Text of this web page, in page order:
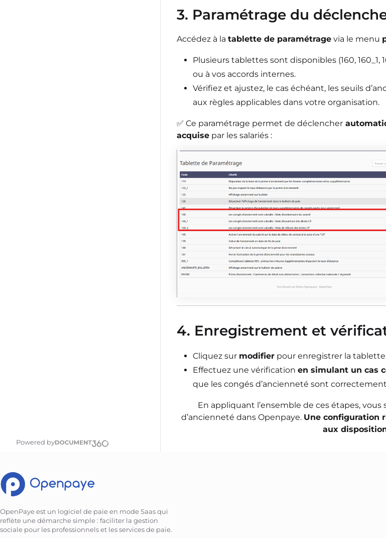
Powered by
3. Paramétrage du
Accédez à la tablette de paramétrage via le menu
Plusieurs tablettes sont disponibles (160, 160_1,
ou à vos accords internes.
Vérifiez et ajustez, le cas échéant, les seuils
aux règles applicables dans votre organisation.
✅ Ce paramétrage permet de déclencher
acquise par les salariés :
4. Enregistrement et
Cliquez sur modifier pour enregistrer la
Effectuez une vérification en simulant un cas
que les congés d’ancienneté sont
En appliquant l’ensemble de ces étapes,
d’ancienneté dans Openpaye. Une configuration
aux
OpenPaye est un logiciel de paie en mode Saas qui
reflète une démarche simple : faciliter la gestion
sociale pour les professionnels et les services de paie.